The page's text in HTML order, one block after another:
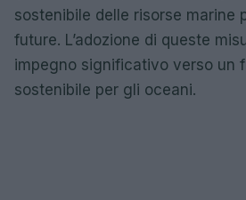
sostenibile delle risorse marine
future. L’adozione di queste
impegno significativo verso un
sostenibile per gli oceani.